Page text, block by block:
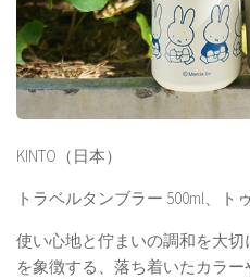
KINTO（日本）
トラベルタンブラー 500ml、ト
使い心地と佇まいの調和を大切
を象徴する、落ち着いたカラー